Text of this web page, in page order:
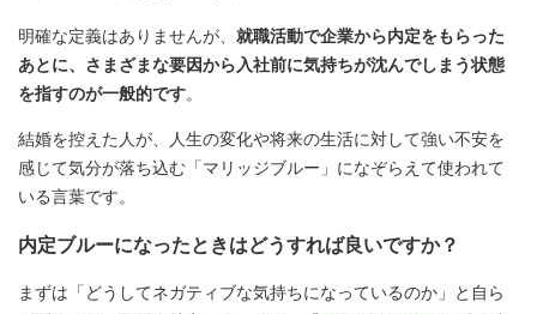
明確な定義はありませんが、 就職活動で企業から内定をもらった
あとに、さまざまな要因から入社前に気持ちが沈んでしまう状態
を指すのが一般的です。
結婚を控えた人が、人生の変化や将来の生活に対して強い不安を
感じて気分が落ち込む「マリッジブルー」になぞらえて使われて
いる言葉です。
内定ブルーになったときはどうすれば良いですか？
まずは「どうしてネガティブな気持ちになっているのか」と自ら